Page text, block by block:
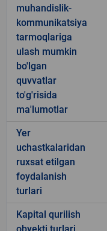
muhandislik-
kommunikatsiya
tarmoqlariga
ulash mumkin
bo'lgan
quvvatlar
to'g'risida
ma'lumotlar
Yer
uchastkalaridan
ruxsat etilgan
foydalanish
turlari
Kapital qurilish